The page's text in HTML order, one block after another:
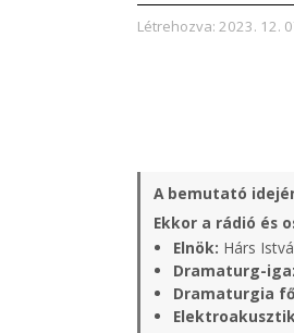
Létrehozva: 2023. 12.
A bemutató
Ekkor a rádió és
Elnök: Hárs
Dramaturg-
Dramaturgia